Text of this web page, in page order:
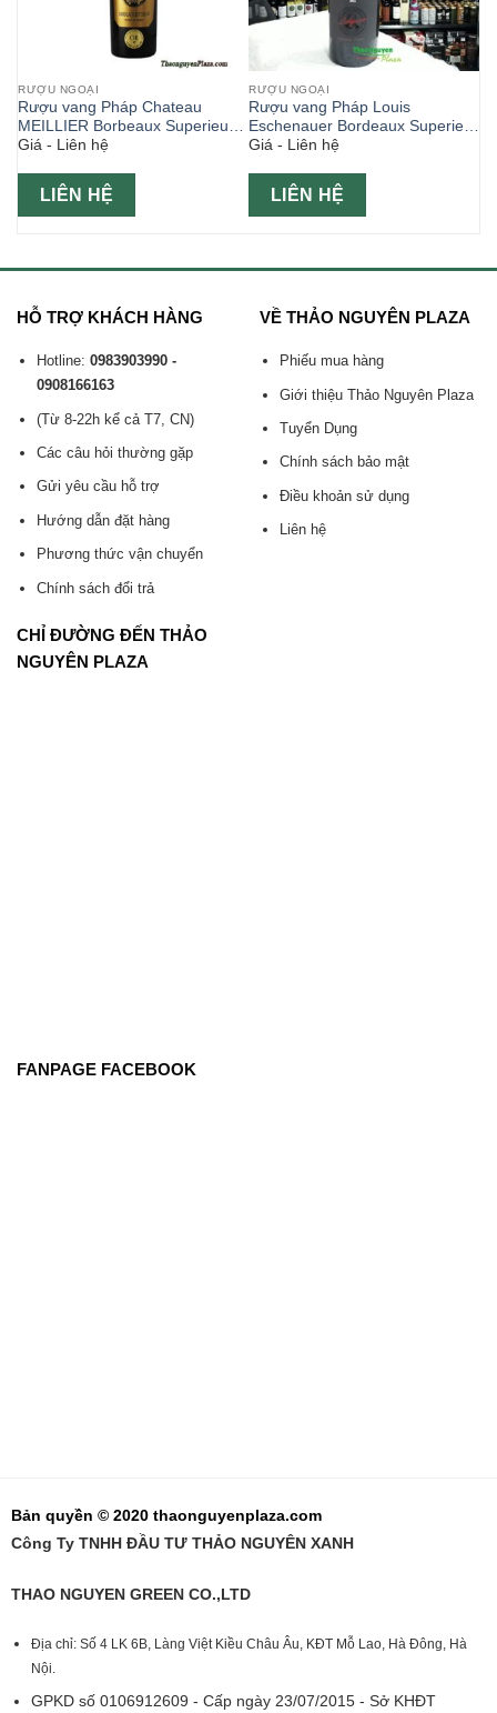
RƯỢU NGOẠI
Rượu vang Pháp Chateau
MEILLIER Borbeaux Superieur
750ml
Giá - Liên hệ
LIÊN HỆ
RƯỢU NGOẠI
Rượu vang Pháp Louis
Eschenauer Bordeaux Superieur
nút xi chai 750ml
Giá - Liên hệ
LIÊN HỆ
HỖ TRỢ KHÁCH HÀNG
Hotline: 0983903990 -
0908166163
(Từ 8-22h kể cả T7, CN)
Các câu hỏi thường gặp
Gửi yêu cầu hỗ trợ
Hướng dẫn đặt hàng
Phương thức vận chuyển
Chính sách đổi trả
VỀ THẢO NGUYÊN PLAZA
Phiếu mua hàng
Giới thiệu Thảo Nguyên Plaza
Tuyển Dụng
Chính sách bảo mật
Điều khoản sử dụng
Liên hệ
CHỈ ĐƯỜNG ĐẾN THẢO
NGUYÊN PLAZA
FANPAGE FACEBOOK
Bản quyền © 2020 thaonguyenplaza.com
Công Ty TNHH ĐẦU TƯ THẢO NGUYÊN XANH
THAO NGUYEN GREEN CO.,LTD
Địa chỉ: Số 4 LK 6B, Làng Việt Kiều Châu Âu, KĐT Mỗ Lao, Hà Đông, Hà
Nội.
GPKD số 0106912609 - Cấp ngày 23/07/2015 - Sở KHĐT